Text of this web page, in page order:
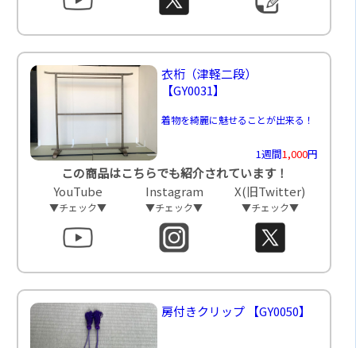
衣桁（津軽二段）
【GY0031】
着物を綺麗に魅せることが出来る！
1週間1,000円
この商品はこちらでも紹介されています！
YouTube
▼チェック▼
Instagram
▼チェック▼
X(旧Twitter)
▼チェック▼
房付きクリップ 【GY0050】